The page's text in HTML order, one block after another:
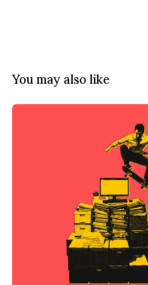
You may also like